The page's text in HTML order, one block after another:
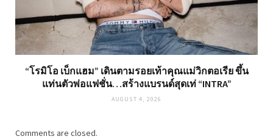
“โรมิโอ เบ็กแฮม” เดินตามรอยเท้าคุณแม่วิกตอเรีย ขึ้น
แท่นตัวพ่อแฟชั่น…สร้างแบรนด์สุดเท่ “INTRA”
AUGUST 4, 2026
Comments are closed.